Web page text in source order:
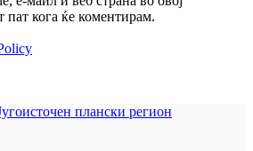
пат кога ќе коментирам.